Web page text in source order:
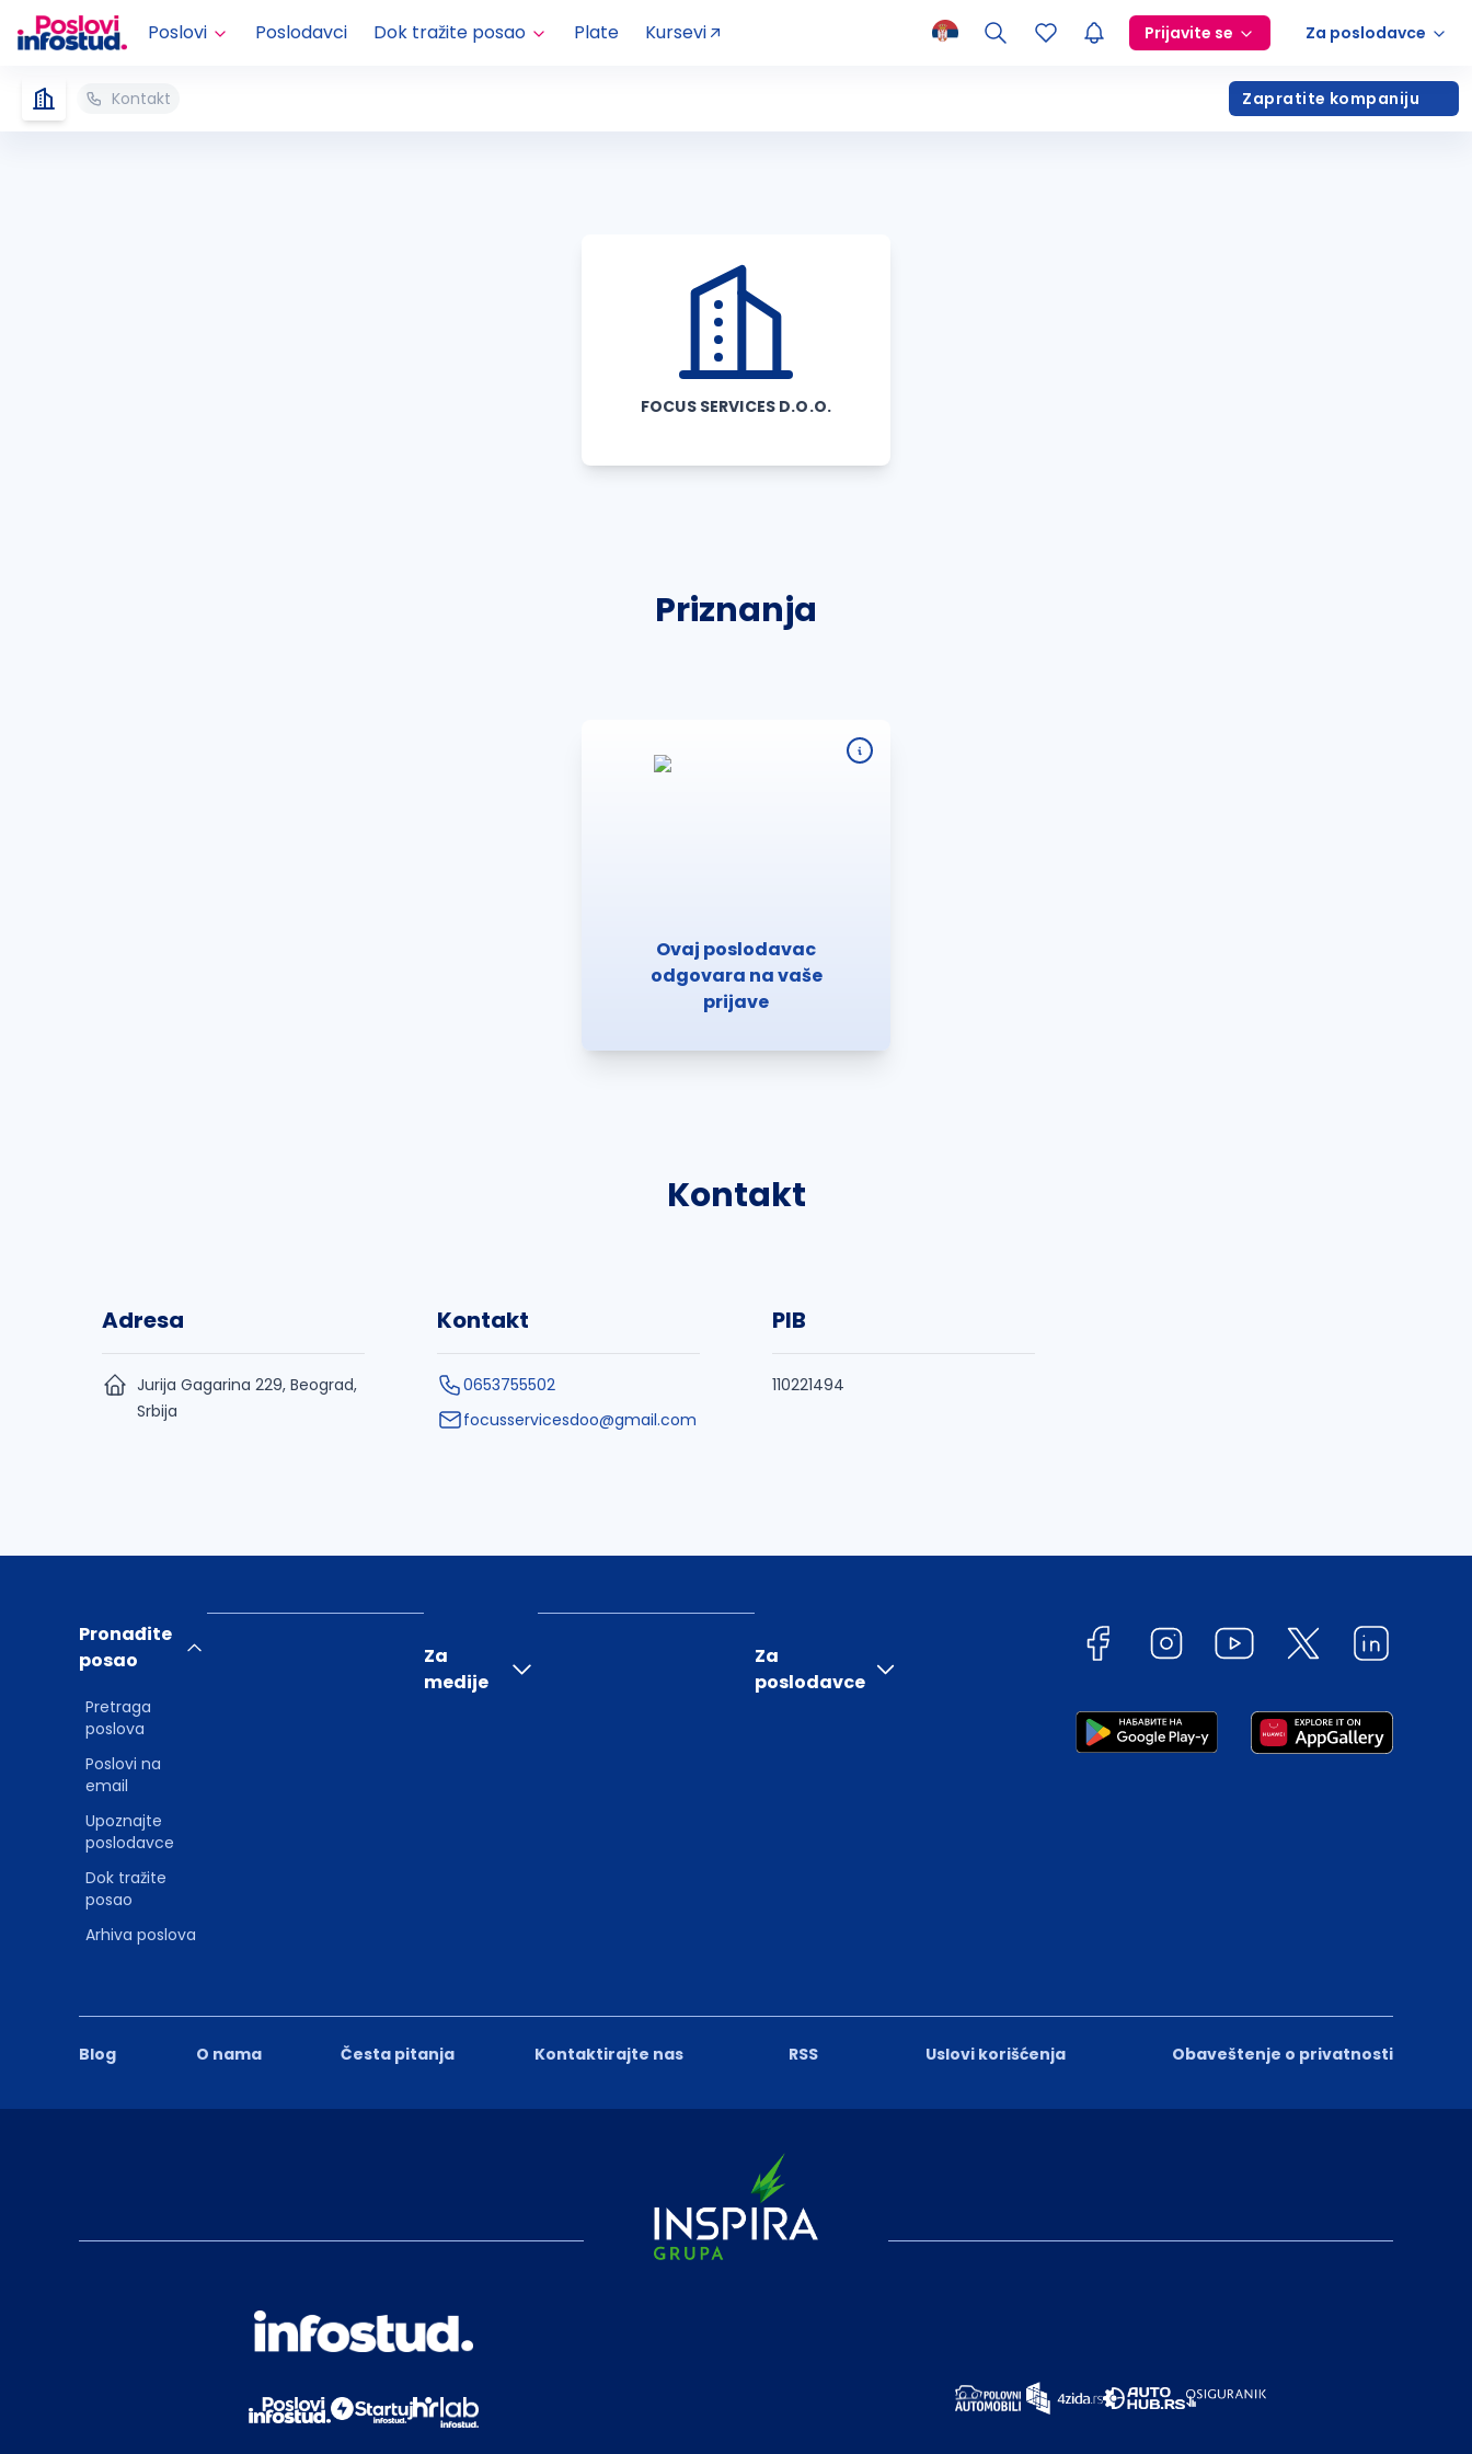
Poslovi Poslodavci Dok tražite posao Plate Kursevi Prijavite se Za poslodavce
Kontakt Zapratite kompaniju
FOCUS SERVICES D.O.O.
Priznanja
Ovaj poslodavac
odgovara na vaše
prijave
Kontakt
Adresa
Jurija Gagarina 229, Beograd,
Srbija
Kontakt
0653755502
focusservicesdoo@gmail.com
PIB
110221494
Blog O nama Česta pitanja Kontaktirajte nas RSS Uslovi korišćenja Obaveštenje o privatnosti
Pronađite
posao
Pretraga
poslova
Poslovi na
email
Upoznajte
poslodavce
Dok tražite
posao
Arhiva poslova
Za
medije
Za
poslodavce